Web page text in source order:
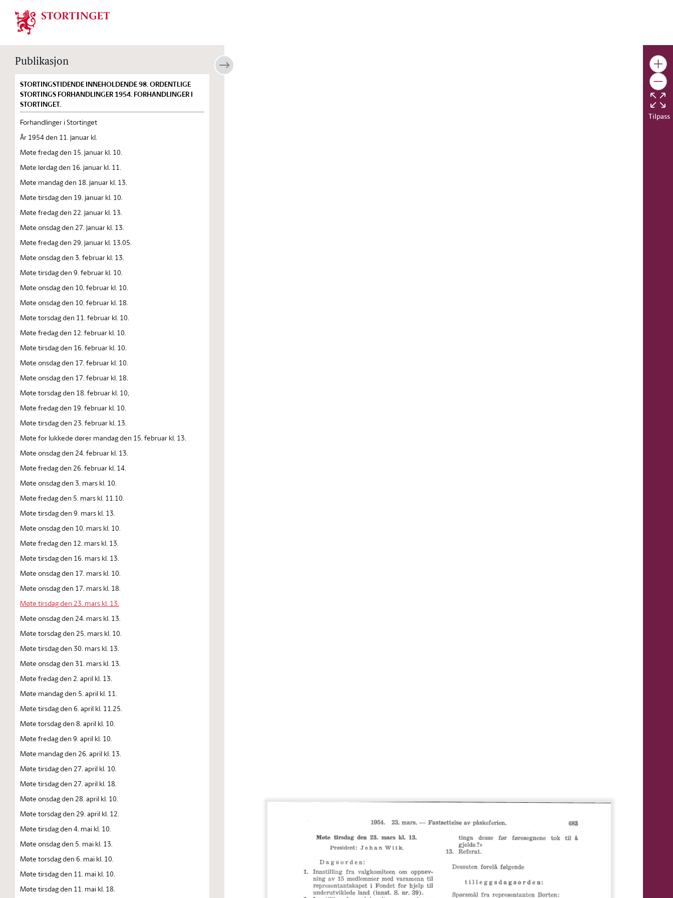
Stortinget.no
Publikasjon
STORTINGSTIDENDE INNEHOLDENDE 98. ORDENTLIGE
STORTINGS FORHANDLINGER 1954. FORHANDLINGER I
STORTINGET.
Forhandlinger i Stortinget
År 1954 den 11. januar kl.
Møte fredag den 15. januar kl. 10.
Møte lørdag den 16. januar kl. 11.
Møte mandag den 18. januar kl. 13.
Møte tirsdag den 19. januar kl. 10.
Møte fredag den 22. januar kl. 13.
Møte onsdag den 27. januar kl. 13.
Møte fredag den 29. januar kl. 13.05.
Møte onsdag den 3. februar kl. 13.
Møte tirsdag den 9. februar kl. 10.
Møte onsdag den 10. februar kl. 10.
Møte onsdag den 10. februar kl. 18.
Møte torsdag den 11. februar kl. 10.
Møte fredag den 12. februar kl. 10.
Møte tirsdag den 16. februar kl. 10.
Møte onsdag den 17. februar kl. 10.
Møte onsdag den 17. februar kl. 18.
Møte torsdag den 18. februar kl. 10,
Møte fredag den 19. februar kl. 10.
Møte tirsdag den 23. februar kl. 13.
Møte for lukkede dører mandag den 15. februar kl. 13.
Møte onsdag den 24. februar kl. 13.
Møte fredag den 26. februar kl. 14.
Møte onsdag den 3. mars kl. 10.
Møte fredag den 5. mars kl. 11.10.
Møte tirsdag den 9. mars kl. 13.
Møte onsdag den 10. mars kl. 10.
Møte fredag den 12. mars kl. 13.
Møte tirsdag den 16. mars kl. 13.
Møte onsdag den 17. mars kl. 10.
Møte onsdag den 17. mars kl. 18.
Møte tirsdag den 23. mars kl. 13.
Møte onsdag den 24. mars kl. 13.
Møte torsdag den 25. mars kl. 10.
Møte tirsdag den 30. mars kl. 13.
Møte onsdag den 31. mars kl. 13.
Møte fredag den 2. april kl. 13.
Møte mandag den 5. april kl. 11.
Møte tirsdag den 6. april kl. 11.25.
Møte torsdag den 8. april kl. 10.
Møte fredag den 9. april kl. 10.
Møte mandag den 26. april kl. 13.
Møte tirsdag den 27. april kl. 10.
Møte tirsdag den 27. april kl. 18.
Møte onsdag den 28. april kl. 10.
Møte torsdag den 29. april kl. 12.
Møte tirsdag den 4. mai kl. 10.
Møte onsdag den 5. mai kl. 13.
Møte torsdag den 6. mai kl. 10.
Møte tirsdag den 11. mai kl. 10.
Møte tirsdag den 11. mai kl. 18.